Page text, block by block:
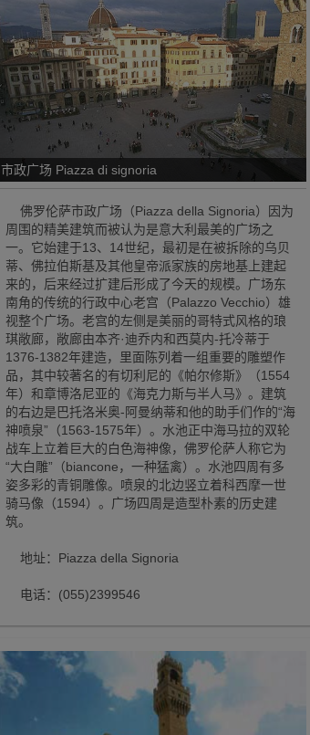
市政广场 Piazza di signoria
佛罗伦萨市政广场（Piazza della Signoria）因为
周围的精美建筑而被认为是意大利最美的广场之
一。它始建于13、14世纪，最初是在被拆除的乌贝
蒂、佛拉伯斯基及其他皇帝派家族的房地基上建起
来的，后来经过扩建后形成了今天的规模。广场东
南角的传统的行政中心老宫（Palazzo Vecchio）雄
视整个广场。老宫的左侧是美丽的哥特式风格的琅
琪敞廊，敞廊由本齐·迪乔内和西莫内-托冷蒂于
1376-1382年建造，里面陈列着一组重要的雕塑作
品，其中较著名的有切利尼的《帕尔修斯》（1554
年）和章博洛尼亚的《海克力斯与半人马》。建筑
的右边是巴托洛米奥-阿曼纳蒂和他的助手们作的“海
神喷泉”（1563-1575年）。水池正中海马拉的双轮
战车上立着巨大的白色海神像，佛罗伦萨人称它为
“大白雕”（biancone，一种猛禽）。水池四周有多
姿多彩的青铜雕像。喷泉的北边竖立着科西摩一世
骑马像（1594）。广场四周是造型朴素的历史建
筑。
地址：Piazza della Signoria
电话：(055)2399546